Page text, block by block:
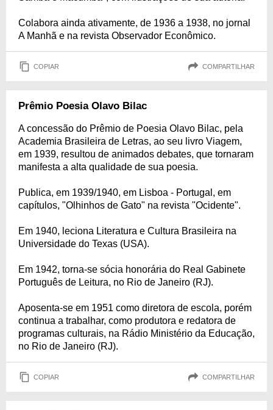
Colabora ainda ativamente, de 1936 a 1938, no jornal
A Manhã e na revista Observador Econômico.
COPIAR COMPARTILHAR
Prêmio Poesia Olavo Bilac
A concessão do Prêmio de Poesia Olavo Bilac, pela
Academia Brasileira de Letras, ao seu livro Viagem,
em 1939, resultou de animados debates, que tornaram
manifesta a alta qualidade de sua poesia.
Publica, em 1939/1940, em Lisboa - Portugal, em
capítulos, "Olhinhos de Gato" na revista "Ocidente".
Em 1940, leciona Literatura e Cultura Brasileira na
Universidade do Texas (USA).
Em 1942, torna-se sócia honorária do Real Gabinete
Português de Leitura, no Rio de Janeiro (RJ).
Aposenta-se em 1951 como diretora de escola, porém
continua a trabalhar, como produtora e redatora de
programas culturais, na Rádio Ministério da Educação,
no Rio de Janeiro (RJ).
COPIAR COMPARTILHAR